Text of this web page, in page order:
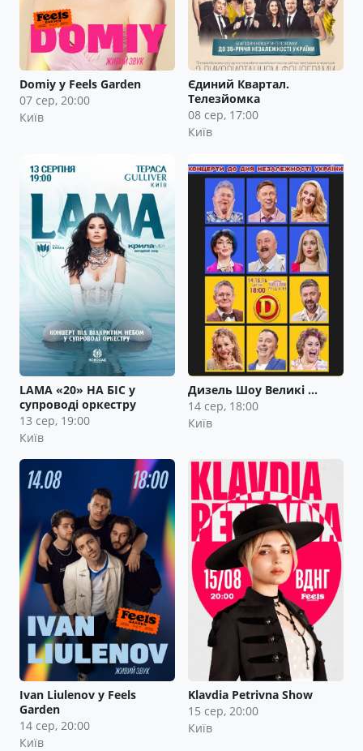
Domiy у Feels Garden
07 сер, 20:00
Київ
Єдиний Квартал.
Телезйомка
08 сер, 17:00
Київ
LAMA «20» НА БІС у
супроводі оркестру
13 сер, 19:00
Київ
Дизель Шоу Великі …
14 сер, 18:00
Київ
Ivan Liulenov у Feels
Garden
14 сер, 20:00
Київ
Klavdia Petrivna Show
15 сер, 20:00
Київ